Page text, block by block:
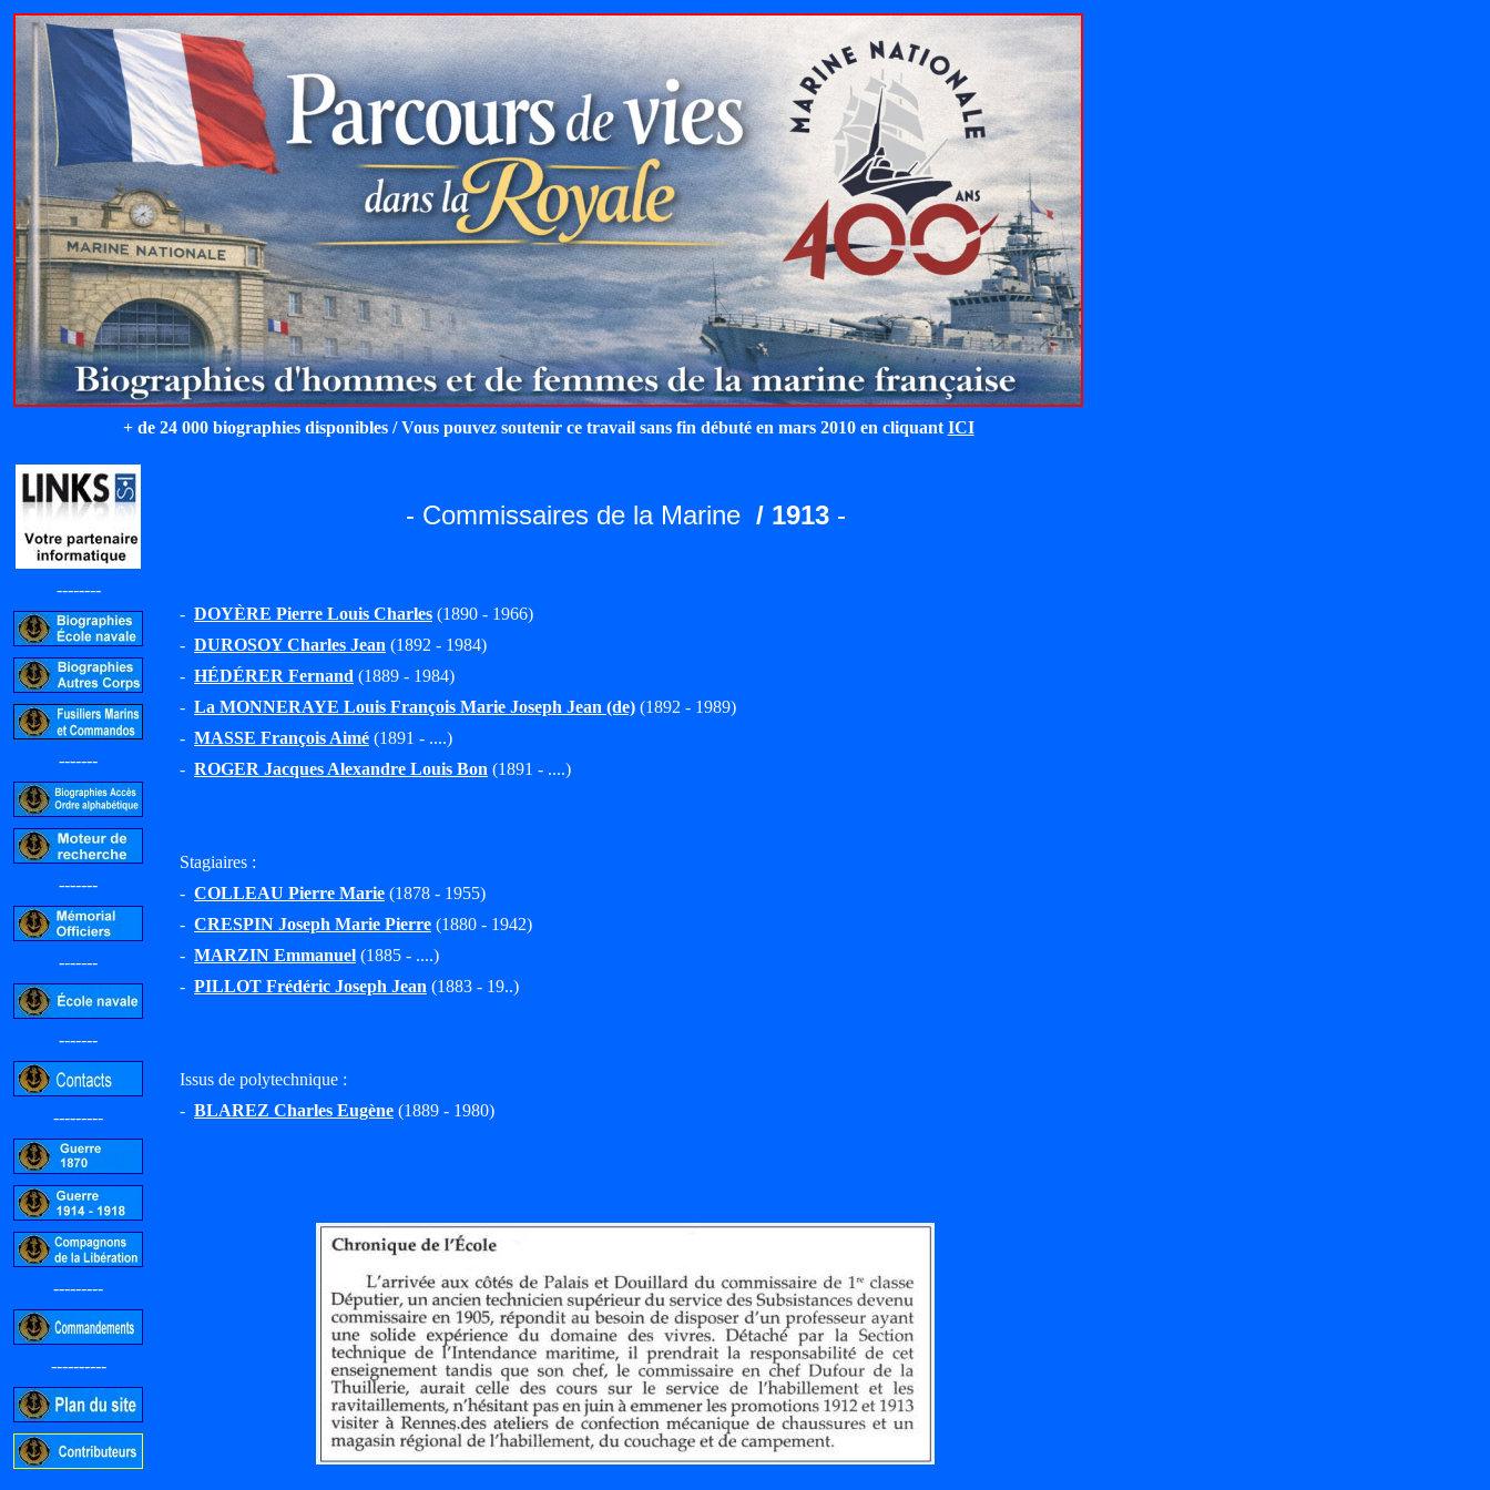
+ de 24 000 biographies disponibles / Vous pouvez soutenir ce travail sans fin débuté en mars 2010 en cliquant ICI
--------
-------
-------
-------
-------
---------
---------
----------
- Commissaires de la Marine/ 1913-
- DOYÈRE Pierre Louis Charles (1890 - 1966)
- DUROSOY Charles Jean (1892 - 1984)
- HÉDÉRER Fernand (1889 - 1984)
- La MONNERAYE Louis François Marie Joseph Jean (de) (1892 - 1989)
- MASSE François Aimé (1891 - ....)
- ROGER Jacques Alexandre Louis Bon (1891 - ....)
Stagiaires :
- COLLEAU Pierre Marie (1878 - 1955)
- CRESPIN Joseph Marie Pierre (1880 - 1942)
- MARZIN Emmanuel (1885 - ....)
- PILLOT Frédéric Joseph Jean (1883 - 19..)
Issus de polytechnique :
- BLAREZ Charles Eugène (1889 - 1980)